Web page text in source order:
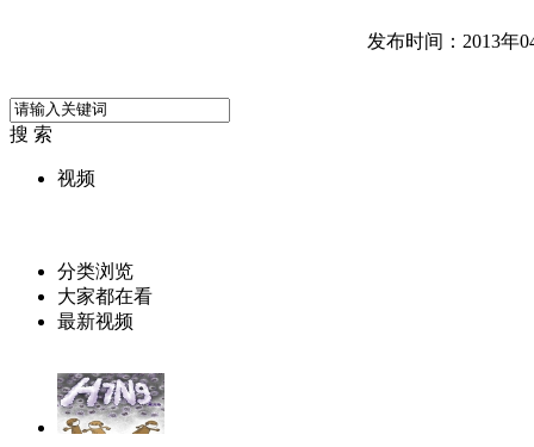
发布时间：2013年
搜 索
视频
分类浏览
大家都在看
最新视频